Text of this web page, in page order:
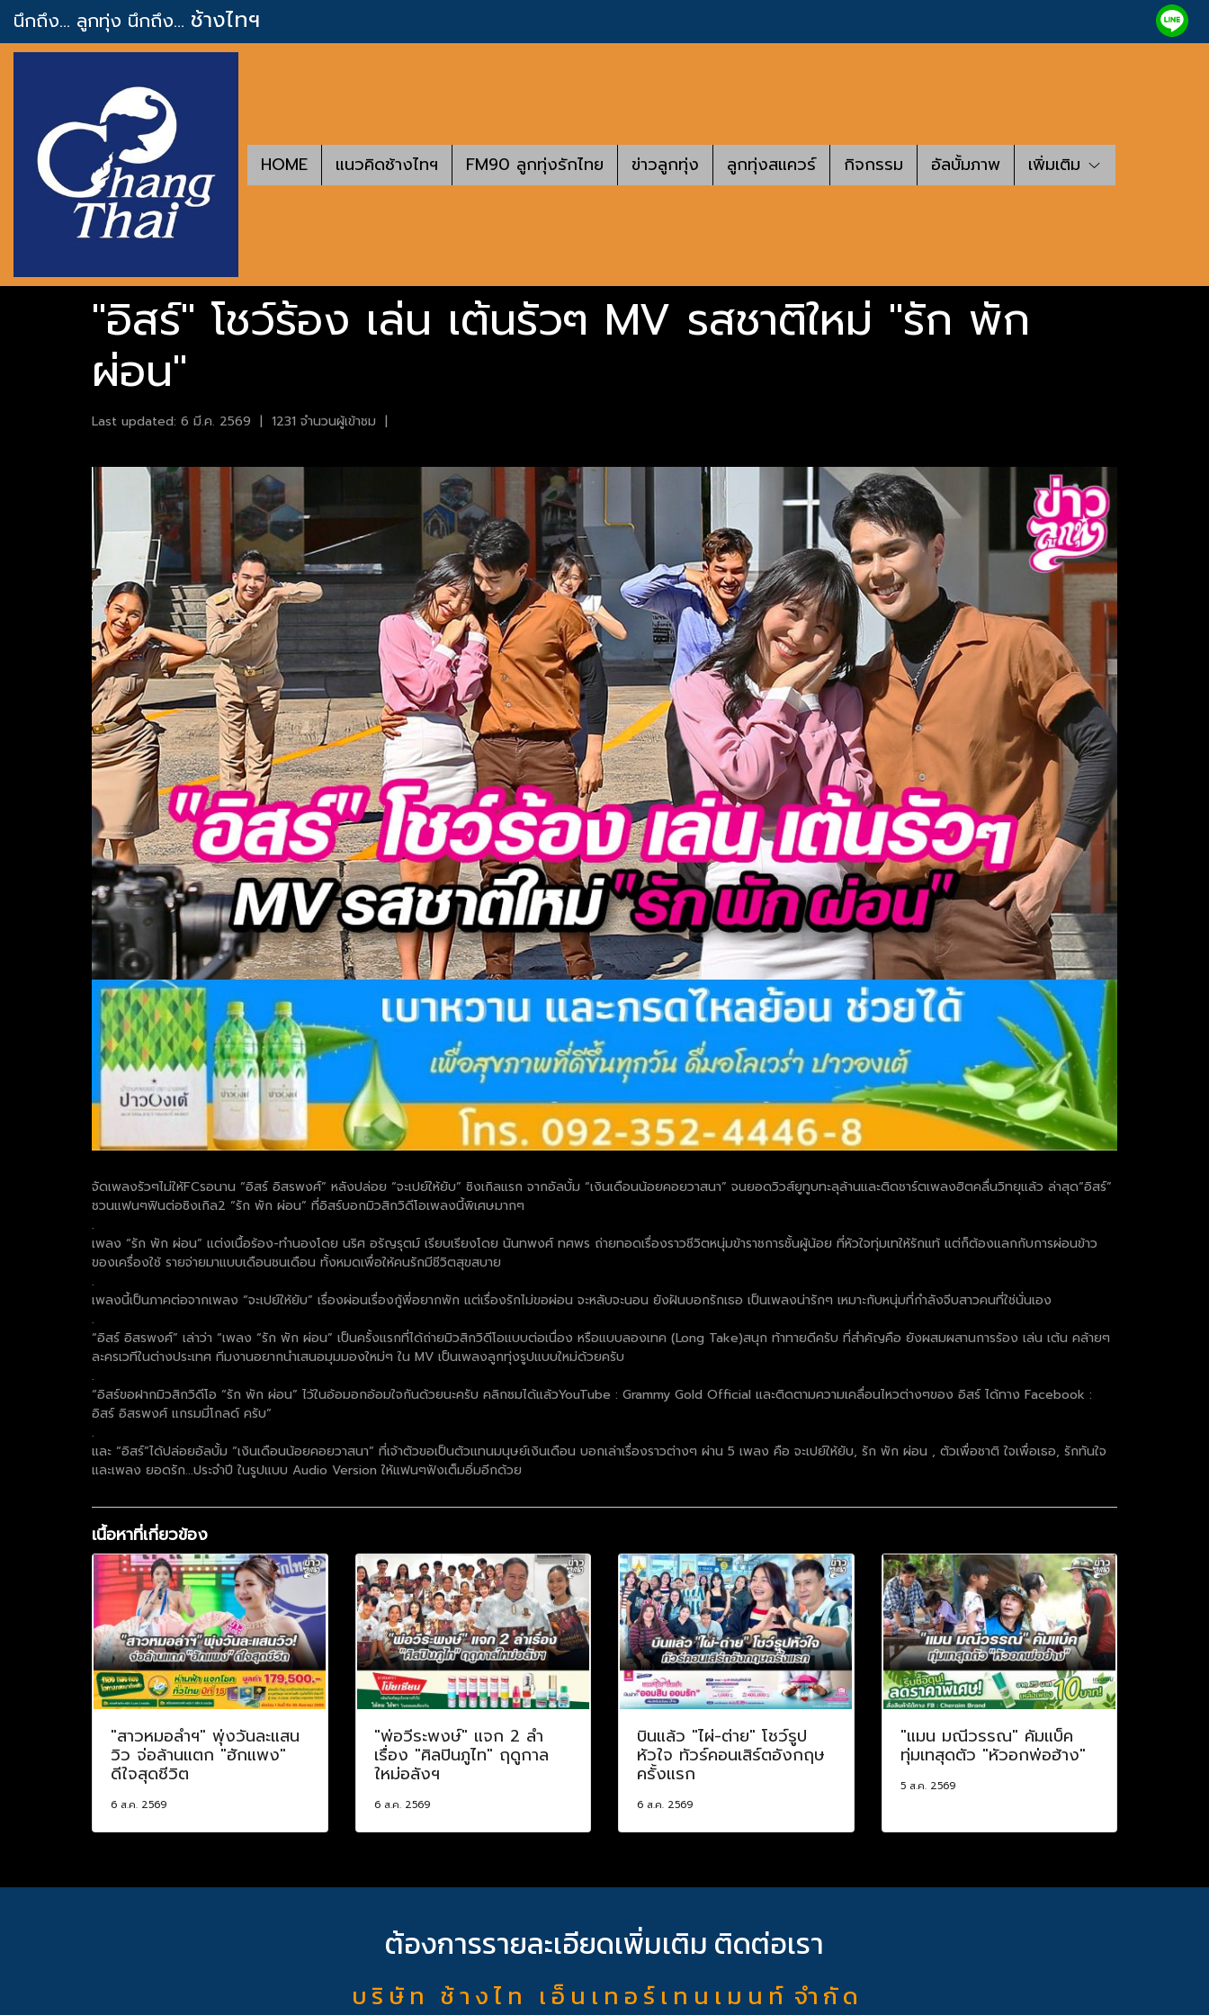
นึกถึง... ลูกทุ่ง นึกถึง... ช้างไทฯ
HOME แนวคิดช้างไทฯ FM90 ลูกทุ่งรักไทย ข่าวลูกทุ่ง ลูกทุ่งสแควร์ กิจกรรม อัลบั้มภาพ เพิ่มเติม
"อิสร์" โชว์ร้อง เล่น เต้นรัวๆ MV รสชาติใหม่ "รัก พัก
ผ่อน"
Last updated: 6 มี.ค. 2569 | 1231 จำนวนผู้เข้าชม |
จัดเพลงรัวๆไม่ให้FCรอนาน “อิสร์ อิสรพงศ์” หลังปล่อย “จะเปย์ให้ยับ” ซิงเกิลแรก จากอัลบั้ม “เงินเดือนน้อยคอยวาสนา” จนยอดวิวส์ยูทูบทะลุล้านและติดชาร์ตเพลงฮิตคลื่นวิทยุแล้ว ล่าสุด“อิสร์”
ชวนแฟนๆฟินต่อซิงเกิล2 “รัก พัก ผ่อน” ที่อิสร์บอกมิวสิกวิดีโอเพลงนี้พิเศษมากๆ
.
เพลง “รัก พัก ผ่อน” แต่งเนื้อร้อง-ทำนองโดย นริศ อรัญรุตม์ เรียบเรียงโดย นันทพงศ์ ทศพร ถ่ายทอดเรื่องราวชีวิตหนุ่มข้าราชการชั้นผู้น้อย ที่หัวใจทุ่มเทให้รักแท้ แต่ก็ต้องแลกกับการผ่อนข้าว
ของเครื่องใช้ รายจ่ายมาแบบเดือนชนเดือน ทั้งหมดเพื่อให้คนรักมีชีวิตสุขสบาย
.
เพลงนี้เป็นภาคต่อจากเพลง “จะเปย์ให้ยับ” เรื่องผ่อนเรื่องกู้พี่อยากพัก แต่เรื่องรักไม่ขอผ่อน จะหลับจะนอน ยังฝันบอกรักเธอ เป็นเพลงน่ารักๆ เหมาะกับหนุ่มที่กำลังจีบสาวคนที่ใช่นั่นเอง
.
“อิสร์ อิสรพงศ์” เล่าว่า “เพลง “รัก พัก ผ่อน” เป็นครั้งแรกที่ได้ถ่ายมิวสิกวิดีโอแบบต่อเนื่อง หรือแบบลองเทค (Long Take)สนุก ท้าทายดีครับ ที่สำคัญคือ ยังผสมผสานการร้อง เล่น เต้น คล้ายๆ
ละครเวทีในต่างประเทศ ทีมงานอยากนำเสนอมุมมองใหม่ๆ ใน MV เป็นเพลงลูกทุ่งรูปแบบใหม่ด้วยครับ
.
“อิสร์ขอฝากมิวสิกวิดีโอ “รัก พัก ผ่อน” ไว้ในอ้อมอกอ้อมใจกันด้วยนะครับ คลิกชมได้แล้วYouTube : Grammy Gold Official และติดตามความเคลื่อนไหวต่างๆของ อิสร์ ได้ทาง Facebook :
อิสร์ อิสรพงศ์ แกรมมี่โกลด์ ครับ”
.
และ “อิสร์”ได้ปล่อยอัลบั้ม “เงินเดือนน้อยคอยวาสนา” ที่เจ้าตัวขอเป็นตัวแทนมนุษย์เงินเดือน บอกเล่าเรื่องราวต่างๆ ผ่าน 5 เพลง คือ จะเปย์ให้ยับ, รัก พัก ผ่อน , ตัวเพื่อชาติ ใจเพื่อเธอ, รักทันใจ
และเพลง ยอดรัก...ประจำปี ในรูปแบบ Audio Version ให้แฟนๆฟังเต็มอิ่มอีกด้วย
เนื้อหาที่เกี่ยวข้อง
"สาวหมอลำฯ" พุ่งวันละแสน
วิว จ่อล้านแตก "ฮักแพง"
ดีใจสุดชีวิต
6 ส.ค. 2569
"พ่อวีระพงษ์" แจก 2 ลำ
เรื่อง "ศิลปินภูไท" ฤดูกาล
ใหม่อลังฯ
6 ส.ค. 2569
บินแล้ว "ไผ่-ต่าย" โชว์รูป
หัวใจ ทัวร์คอนเสิร์ตอังกฤษ
ครั้งแรก
6 ส.ค. 2569
"แมน มณีวรรณ" คัมแบ็ค
ทุ่มเทสุดตัว "หัวอกพ่อฮ้าง"
5 ส.ค. 2569
ต้องการรายละเอียดเพิ่มเติม ติดต่อเรา
บ ริ ษั ท ช้ า ง ไ ท เ อ็ น เ ท อ ร์ เ ท น เ ม น ท์ จำ กั ด